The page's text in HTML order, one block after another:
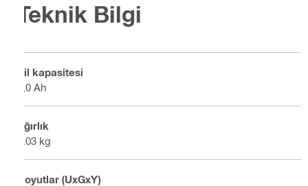
Teknik Bilgi
Pil kapasitesi
9,0 Ah
Ağırlık
2.03 kg
Boyutlar (UxGxY)